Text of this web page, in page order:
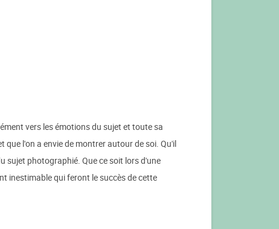
vers les émotions du sujet et toute sa
l'on a envie de montrer autour de soi. Qu'il
sujet photographié. Que ce soit lors d'une
inestimable qui feront le succès de cette